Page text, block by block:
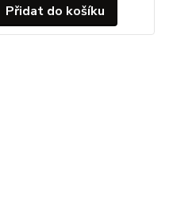
Přidat do košíku